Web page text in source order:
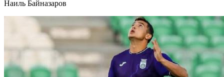
Наиль Байназаров